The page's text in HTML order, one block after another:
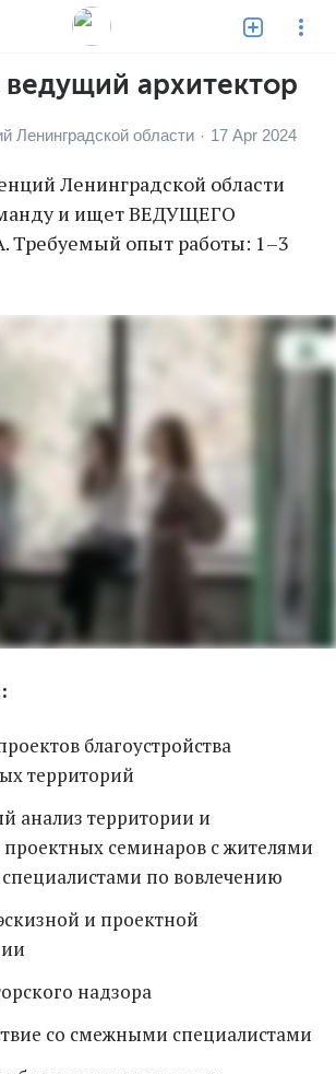
ведущий архитектор
Ленинградской области · 17 Apr 2024
Ленинградской области
и ищет ВЕДУЩЕГО
опыт работы: 1–3
благоустройства
территорий
анализ территории и
семинаров с жителями
специалистами по вовлечению
и проектной
надзора
со смежными специалистами